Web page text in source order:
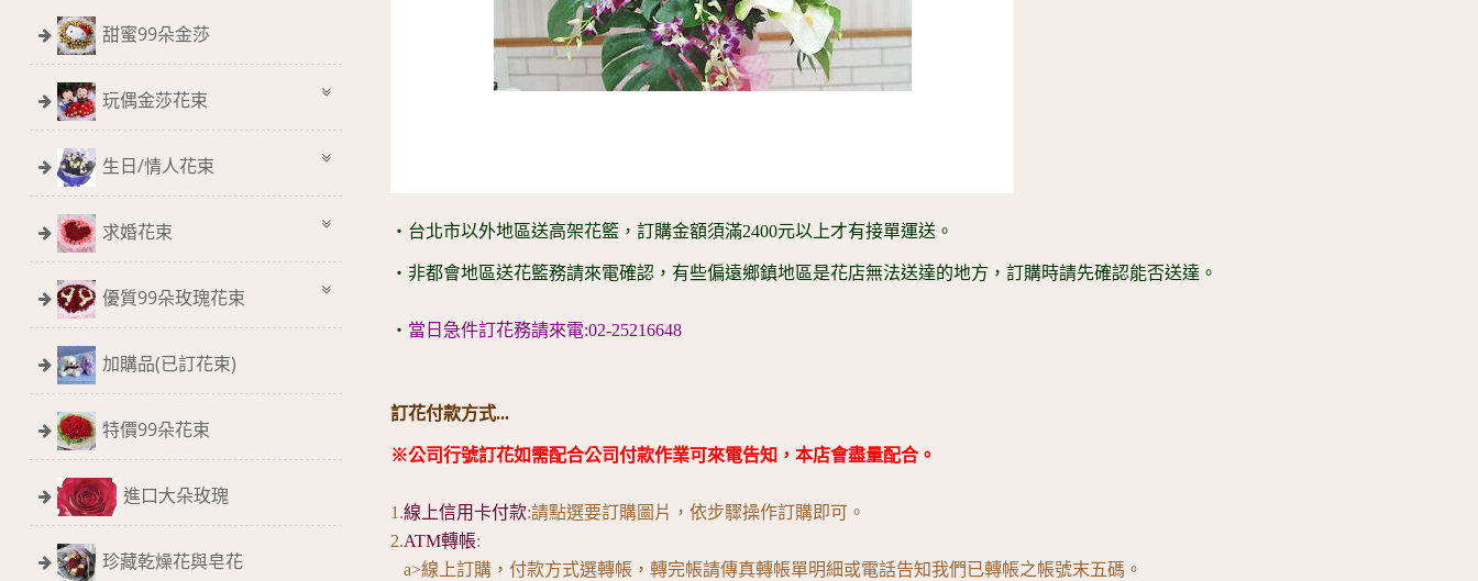
甜蜜99朵金莎
玩偶金莎花束
生日/情人花束
求婚花束
優質99朵玫瑰花束
加購品(已訂花束)
特價99朵花束
進口大朵玫瑰
珍藏乾燥花與皂花
‧台北市以外地區送高架花籃，訂購金額須滿2400元以上才有接單運送。
‧非都會地區送花籃務請來電確認，有些偏遠鄉鎮地區是花店無法送達的地方，訂購時請先確認能否送達。
‧ 當日急件訂花務請來電:02-25216648
訂花付款方式...
※公司行號訂花如需配合公司付款作業可來電告知，本店會盡量配合。
1.線上信用卡付款:請點選要訂購圖片，依步驟操作訂購即可。
2.ATM轉帳:
a>線上訂購，付款方式選轉帳，轉完帳請傳真轉帳單明細或電話告知我們已轉帳之帳號末五碼。